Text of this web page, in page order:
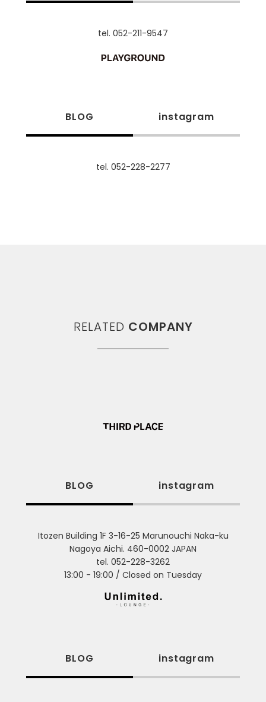
tel. 052-211-9547
BLOG instagram
tel. 052-228-2277
RELATED COMPANY
BLOG instagram
Itozen Building 1F 3-16-25 Marunouchi Naka-ku
Nagoya Aichi. 460-0002 JAPAN
tel. 052-228-3262
13:00 - 19:00 / Closed on Tuesday
BLOG instagram